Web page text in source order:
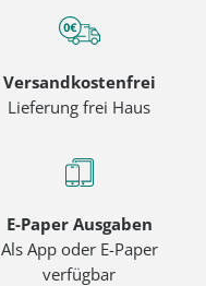
Versandkostenfrei
Lieferung frei Haus
E-Paper Ausgaben
Als App oder E-Paper
verfügbar